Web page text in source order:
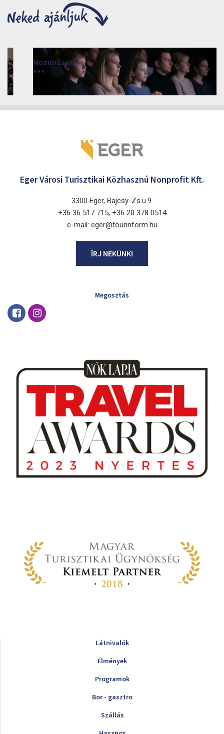
Moziműsor
Cinema Agria, Eger 3300, Törvényház utca 4.
Eger Városi Turisztikai Közhasznú Nonprofit Kft.
3300 Eger, Bajcsy-Zs.u.9.
+36 36 517 715, +36 20 378 0514
e-mail: eger@tourinform.hu
ÍRJ NEKÜNK!
Megosztás
Látnivalók
Élmények
Programok
Bor - gasztro
Szállás